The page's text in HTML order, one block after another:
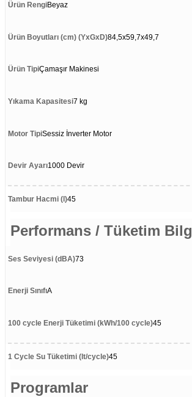
Ürün RengiBeyaz
Ürün Boyutları (cm) (YxGxD)84,5x59,7x49,7
Ürün TipiÇamaşır Makinesi
Yıkama Kapasitesi7 kg
Motor TipiSessiz İnverter Motor
Devir Ayarı1000 Devir
Tambur Hacmi (l)45
Performans / Tüketim
Ses Seviyesi (dBA)73
Enerji SınıfıA
100 cycle Enerji Tüketimi (kWh/100 cycle)45
1 Cycle Su Tüketimi (lt/cycle)45
Programlar